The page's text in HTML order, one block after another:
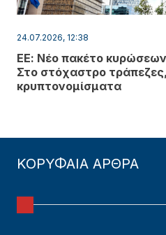
24.07.2026, 12:38
ΕΕ: Νέο πακέτο
Στο στόχαστρο
κρυπτονομίσματα
ΚΟΡΥΦΑΙΑ ΑΡΘΡΑ